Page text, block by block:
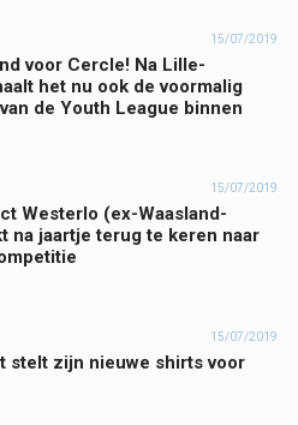
15/07/2019
voor Cercle! Na Lille-
het nu ook de voormalig
de Youth League binnen
15/07/2019
Westerlo (ex-Waasland-
na jaartje terug te keren naar
15/07/2019
stelt zijn nieuwe shirts voor